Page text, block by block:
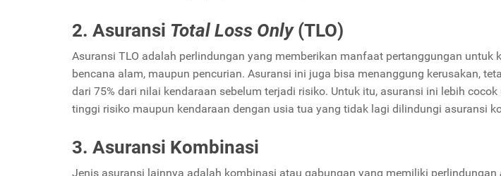
2. Asuransi Total Loss Only(TLO)
Asuransi TLO adalah perlindungan yang memberikan manfaat pertanggungan untuk
bencana alam, maupun pencurian. Asuransi ini juga bisa menanggung kerusakan,
dari 75% dari nilai kendaraan sebelum terjadi risiko. Untuk itu, asuransi ini lebih
tinggi risiko maupun kendaraan dengan usia tua yang tidak lagi dilindungi asuransi
3. Asuransi Kombinasi
Jenis asuransi lainnya adalah kombinasi atau gabungan yang memiliki perlindungan